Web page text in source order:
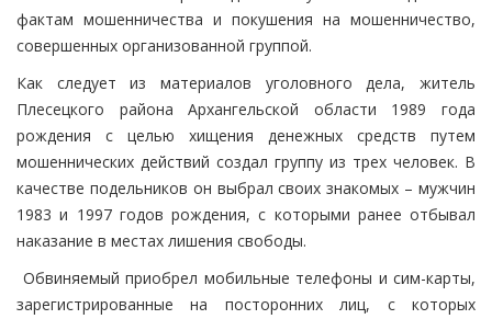
фактам мошенничества и покушения на мошенничество,
совершенных организованной группой.
Как следует из материалов уголовного дела, житель
Плесецкого района Архангельской области 1989 года
рождения с целью хищения денежных средств путем
мошеннических действий создал группу из трех человек. В
качестве подельников он выбрал своих знакомых – мужчин
1983 и 1997 годов рождения, с которыми ранее отбывал
наказание в местах лишения свободы.
Обвиняемый приобрел мобильные телефоны и сим-карты,
зарегистрированные на посторонних лиц, с которых